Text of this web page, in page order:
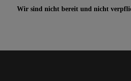
Wir sind nicht bereit und nicht